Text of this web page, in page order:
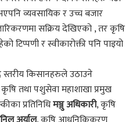
व्यवसायिक र उच्च बजार
सक्रिय देखिएको , तर कृषि
टिप्पणी र स्वीकारोक्ती पनि पाइयो
स्तरीय किसानहरुले उठाउने
तथा पशुसेवा महाशाखा प्रमुख
प्रतिनिधिमञ्जु अधिकारी, कृषि